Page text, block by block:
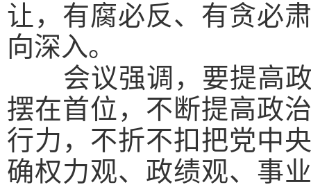
让，有腐必反、有贪必
向深入。
会议强调， 要提高
摆在首位，不断提高政
行力，不折不扣把党中
确权力观、政绩观、事